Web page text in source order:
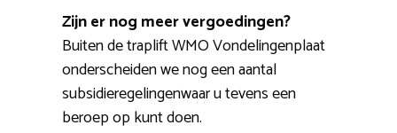
Zijn er nog meer vergoedingen?
Buiten de traplift WMO Vondelingenplaat
onderscheiden we nog een aantal
subsidieregelingenwaar u tevens een
beroep op kunt doen.